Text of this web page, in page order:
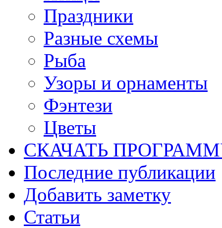
Праздники
Разные схемы
Рыба
Узоры и орнаменты
Фэнтези
Цветы
СКАЧАТЬ
Последние публикации
Добавить заметку
Статьи